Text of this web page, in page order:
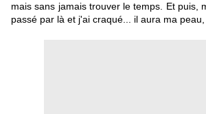
mais sans jamais trouver le temps. Et puis,
passé par là et j'ai craqué... il aura ma peau,